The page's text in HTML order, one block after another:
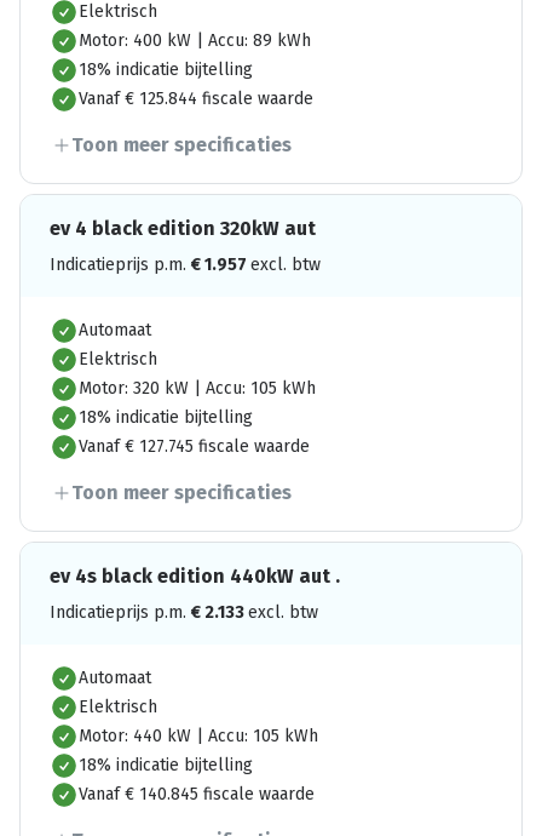
Elektrisch
Motor: 400 kW | Accu: 89 kWh
18% indicatie bijtelling
Vanaf € 125.844 fiscale waarde
Toon meer specificaties
ev 4 black edition 320kW aut
Indicatieprijs p.m. €1.957 excl. btw
Automaat
Elektrisch
Motor: 320 kW | Accu: 105 kWh
18% indicatie bijtelling
Vanaf € 127.745 fiscale waarde
Toon meer specificaties
ev 4s black edition 440kW aut .
Indicatieprijs p.m. € 2.133excl. btw
Automaat
Elektrisch
Motor: 440 kW | Accu: 105 kWh
18% indicatie bijtelling
Vanaf € 140.845 fiscale waarde